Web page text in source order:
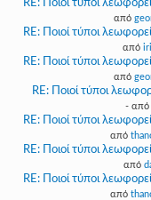
RE: Ποιοί τύποι
από
RE: Ποιοί τύποι
από
RE: Ποιοί τύποι
από
RE: Ποιοί τύποι
- από
RE: Ποιοί τύποι
από
RE: Ποιοί τύποι
από
RE: Ποιοί τύποι
από